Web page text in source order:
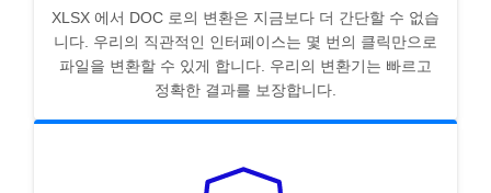
XLSX 에서 DOC 로의 변환은 지금보다 더 간단할 수 없습
니다. 우리의 직관적인 인터페이스는 몇 번의 클릭만으로
파일을 변환할 수 있게 합니다. 우리의 변환기는 빠르고
정확한 결과를 보장합니다.